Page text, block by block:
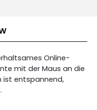
Online-
mit der Maus an die
ist entspannend,